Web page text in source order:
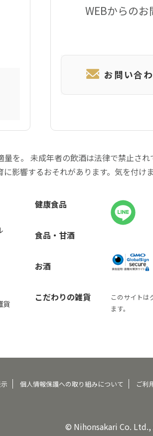
WEBからの
お問い合
を。 未成年者の飲酒は法律で禁止され
影響するおそれがあります。気を付けま
貨
健康食品
食品・甘酒
お酒
こだわりの雑貨
このサイトは
ます。
個人情報保護への取り組みについて ご利
© Nihonsakari Co.